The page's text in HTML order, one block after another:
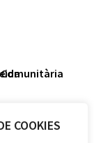
COOKIES